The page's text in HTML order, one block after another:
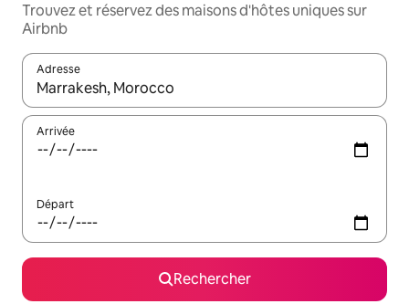
Trouvez et réservez des maisons d'hôtes uniques sur
Airbnb
Adresse
Lorsque les résultats s'affichent, utilisez les flèches vers le
Arrivée
Départ
Rechercher